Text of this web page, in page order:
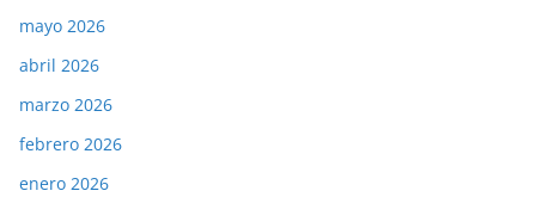
mayo 2026
abril 2026
marzo 2026
febrero 2026
enero 2026